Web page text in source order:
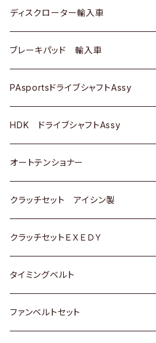
スバル
マツダ
三菱
スバル
ＢＥＮＺ
マツダ
三菱
スバル
ダイハツ
マツダ
三菱
スバル
日産
ダイハツ
マツダ
三菱
スバル
スズキ
日産
ダイハツ
マツダ
三菱
スバル
スズキ
日産
ダイハツ
マツダ
三菱
スバル
トヨタ
ホンダ
スズキ
日産
いすゞ
ダイハツ
マツダ
三菱
スバル
ディスクローター輸入車
ＡＵＤＩ
ＢＥＮＺ
ＢＭＷ
GOLF
ＷＡＧＥＮ
アストロ（シボレー）
クライスラー
ブレーキパッド 輸入車
ＢＥＮＺ
ＢＭＷ
ＷＡＧＥＮ
ＶＯＬＶＯ
PAsportsドライブシャフトAssy
トヨタ
ホンダ
スズキ
日産
ダイハツ
マツダ
HDK ドライブシャフトAssy
スズキ
ダイハツ
日産
ホンダ
マツダ
オートテンショナー
トヨタ
クラッチセット アイシン製
ホンダ
スズキ
ダイハツ
クラッチセットＥＸＥＤＹ
ホンダ
スズキ
タイミングベルト
トヨタ
ファンベルトセット